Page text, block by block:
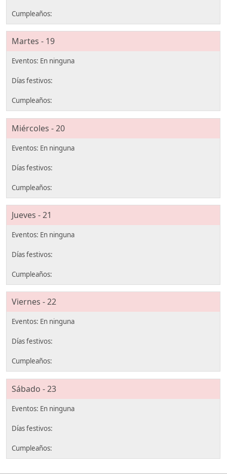
Martes - 19
Miércoles - 20
Jueves - 21
Viernes - 22
Sábado - 23